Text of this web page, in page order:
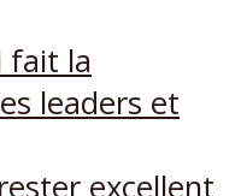
fait la
leaders et
excellent